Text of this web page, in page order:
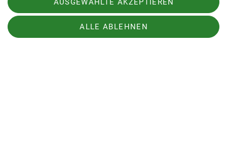
AUSGEWÄHLTE AKZEPTIEREN
ALLE ABLEHNEN